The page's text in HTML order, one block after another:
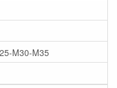
M30-M35